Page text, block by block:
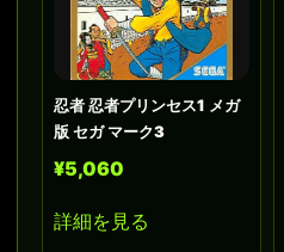
忍者 忍者プリンセス1 メガ
版 セガ マーク3
¥5,060
詳細を見る